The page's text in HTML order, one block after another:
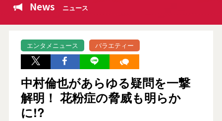
News ニュース
エンタメニュース バラエティー
中村倫也があらゆる疑問を一撃
解明！ 花粉症の脅威も明らか
に!?